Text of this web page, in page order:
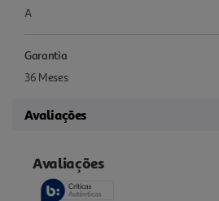
A
Garantia
36 Meses
Avaliações